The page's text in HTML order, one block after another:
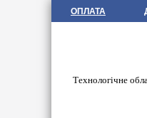
ОПЛАТА
Технологічне